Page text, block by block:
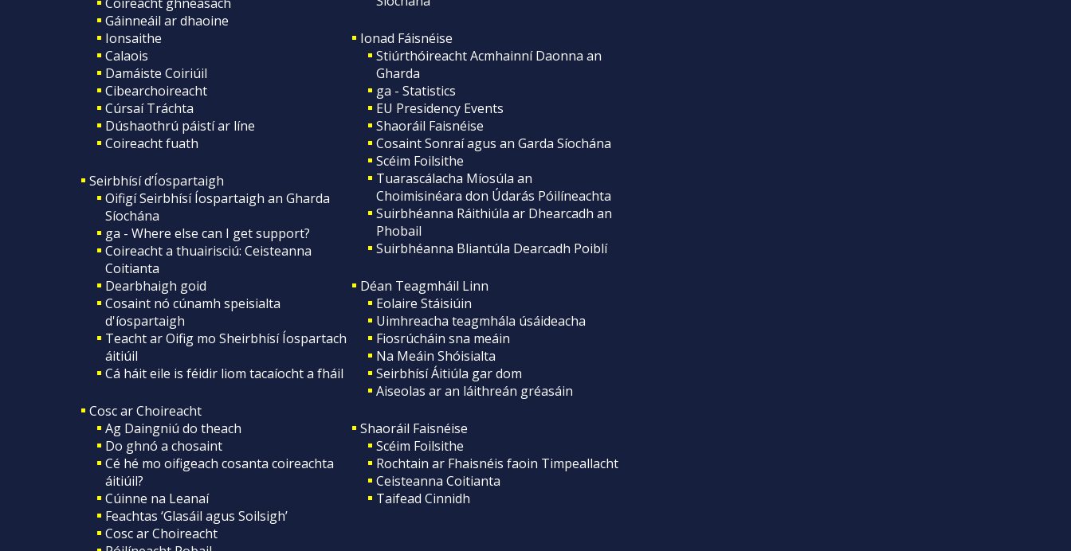
Gáinneáil ar dhaoine
Ionsaithe
Calaois
Damáiste Coiriúil
Cibearchoireacht
Cúrsaí Tráchta
Dúshaothrú páistí ar líne
Coireacht fuath
Seirbhísí d’Íospartaigh
Oifigí Seirbhísí Íospartaigh an Gharda
Síochána
ga - Where else can I get support?
Coireacht a thuairisciú: Ceisteanna
Coitianta
Dearbhaigh goid
Cosaint nó cúnamh speisialta
d'íospartaigh
Teacht ar Oifig mo Sheirbhísí Íospartach
áitiúil
Cá háit eile is féidir liom tacaíocht a fháil
Cosc ar Choireacht
Ag Daingniú do theach
Do ghnó a chosaint
Cé hé mo oifigeach cosanta coireachta
áitiúil?
Cúinne na Leanaí
Feachtas ‘Glasáil agus Soilsigh’
Cosc ar Choireacht
Ionad Fáisnéise
Stiúrthóireacht Acmhainní Daonna an
Gharda
ga - Statistics
EU Presidency Events
Shaoráil Faisnéise
Cosaint Sonraí agus an Garda Síochána
Scéim Foilsithe
Tuarascálacha Míosúla an
Choimisinéara don Údarás Póilíneachta
Suirbhéanna Ráithiúla ar Dhearcadh an
Phobail
Suirbhéanna Bliantúla Dearcadh Poiblí
Déan Teagmháil Linn
Eolaire Stáisiúin
Uimhreacha teagmhála úsáideacha
Fiosrúcháin sna meáin
Na Meáin Shóisialta
Seirbhísí Áitiúla gar dom
Aiseolas ar an láithreán gréasáin
Shaoráil Faisnéise
Scéim Foilsithe
Rochtain ar Fhaisnéis faoin Timpeallacht
Ceisteanna Coitianta
Taifead Cinnidh